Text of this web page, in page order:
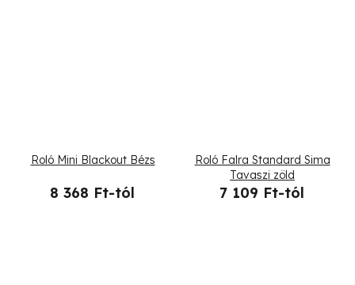
Roló Mini Blackout Bézs
8 368 Ft-tól
Roló Falra Standard Sima
Tavaszi zöld
7 109 Ft-tól